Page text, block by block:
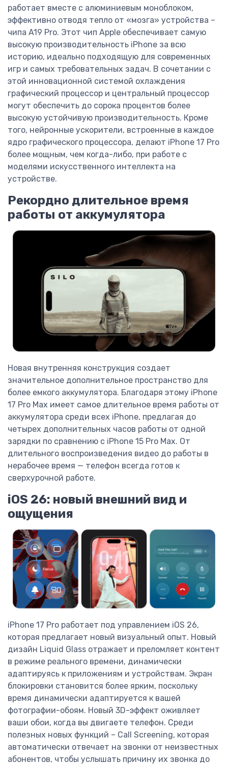
работает вместе с алюминиевым моноблоком,
эффективно отводя тепло от «мозга» устройства –
чипа A19 Pro. Этот чип Apple обеспечивает самую
высокую производительность iPhone за всю
историю, идеально подходящую для современных
игр и самых требовательных задач. В сочетании с
этой инновационной системой охлаждения
графический процессор и центральный процессор
могут обеспечить до сорока процентов более
высокую устойчивую производительность. Кроме
того, нейронные ускорители, встроенные в каждое
ядро графического процессора, делают iPhone 17 Pro
более мощным, чем когда-либо, при работе с
моделями искусственного интеллекта на
устройстве.
Рекордно длительное время
работы от аккумулятора
Новая внутренняя конструкция создает
значительное дополнительное пространство для
более емкого аккумулятора. Благодаря этому iPhone
17 Pro Max имеет самое длительное время работы от
аккумулятора среди всех iPhone, предлагая до
четырех дополнительных часов работы от одной
зарядки по сравнению с iPhone 15 Pro Max. От
длительного воспроизведения видео до работы в
нерабочее время — телефон всегда готов к
сверхурочной работе.
iOS 26: новый внешний вид и
ощущения
iPhone 17 Pro работает под управлением iOS 26,
которая предлагает новый визуальный опыт. Новый
дизайн Liquid Glass отражает и преломляет контент
в режиме реального времени, динамически
адаптируясь к приложениям и устройствам. Экран
блокировки становится более ярким, поскольку
время динамически адаптируется к вашей
фотографии-обоям. Новый 3D-эффект оживляет
ваши обои, когда вы двигаете телефон. Среди
полезных новых функций – Call Screening, которая
автоматически отвечает на звонки от неизвестных
абонентов, чтобы услышать причину их звонка до